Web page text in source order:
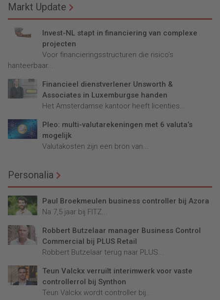
Markt Update
Invest-NL stapt in financiering van complexe
projecten
Voor financieringsstructuren die risico’s
hanteerbaar...
Financieel dienstverlener Unsworth &
Associates in Luxemburgse handen
Het Amsterdamse kantoor heeft licenties...
Pleo: multi-valutarekeningen met 6 valuta’s
mogelijk
Valutakosten zijn een bron van...
Personalia
Paul Broekmeulen business controller bij Azora
Na 7,5 jaar bij FITZ...
Robbert Butzelaar manager Business Control
Commercial bij PLUS Retail
Robbert Butzelaar terug naar PLUS...
Teun Valckx verruilt interimwerk voor vaste
controllerrol bij Synthon
Teun Valckx wordt controller bij...